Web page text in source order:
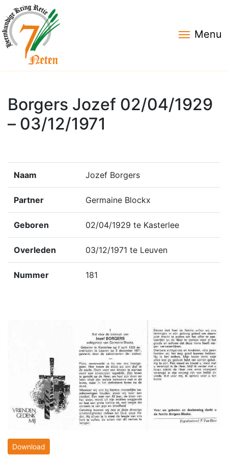
Menu
Borgers Jozef 02/04/1929
– 03/12/1971
Naam Jozef Borgers
Partner Germaine Blockx
Geboren 02/04/1929 te Kasterlee
Overleden 03/12/1971 te Leuven
Nummer 181
Download